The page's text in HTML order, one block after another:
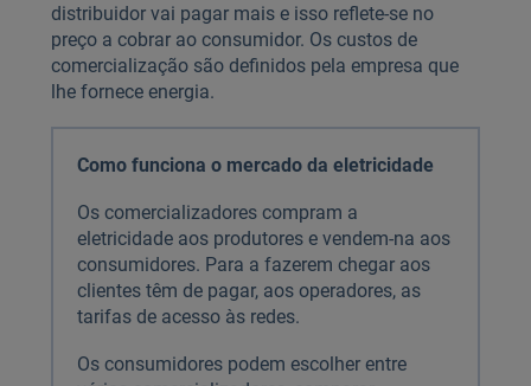
distribuidor vai pagar mais e isso reflete-se no
preço a cobrar ao consumidor. Os custos de
comercialização são definidos pela empresa que
lhe fornece energia.
Como funciona o mercado da eletricidade
Os comercializadores compram a
eletricidade aos produtores e vendem-na aos
consumidores. Para a fazerem chegar aos
clientes têm de pagar, aos operadores, as
tarifas de acesso às redes.
Os consumidores podem escolher entre